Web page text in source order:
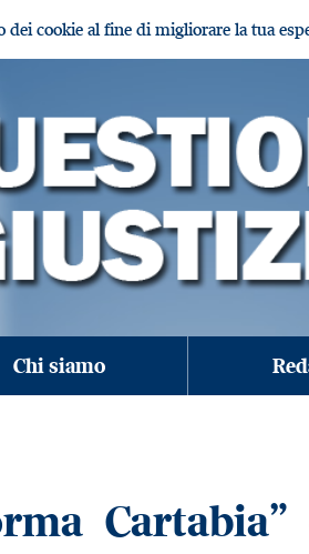
cookie al fine di migliorare la tua
Chi siamo
Cartabia”